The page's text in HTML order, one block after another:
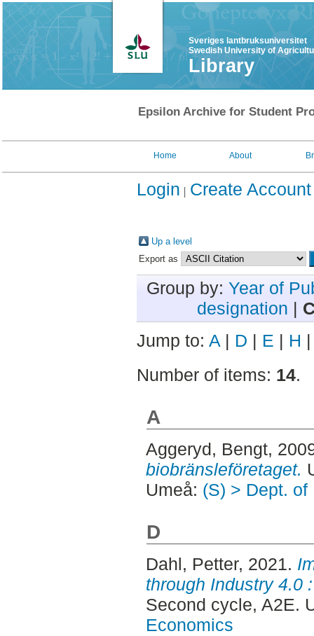
Sveriges lantbruksuniversitet
Swedish University of
Library
Epsilon Archive for Student
Home About
Login Create Account
Up a level
Export as
Group by: Year of
designation |
Jump to: A | D | E | H
Number of items: 14.
A
Aggeryd, Bengt,
biobränsleföretaget.
Umeå: (S) > Dept.
D
Dahl, Petter, 2021.
through Industry 4.0
Second cycle, A2E.
Economics